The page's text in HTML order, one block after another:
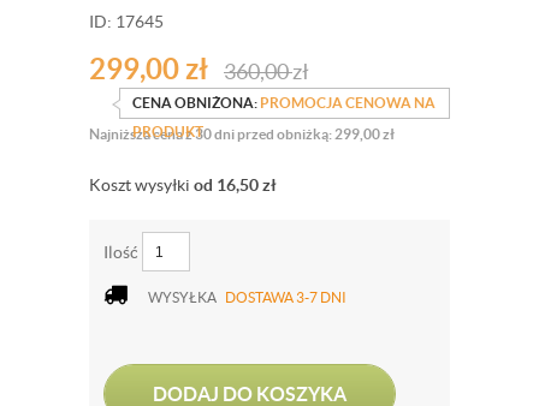
ID: 17645
299,00zł 360,00zł
CENA OBNIŻONA: PROMOCJA CENOWA NA
PRODUKT
Najniższa cena z 30 dni przed obniżką: 299,00 zł
Koszt wysyłki od 16,50zł
Ilość
WYSYŁKA DOSTAWA 3-7 DNI
DODAJ DO KOSZYKA